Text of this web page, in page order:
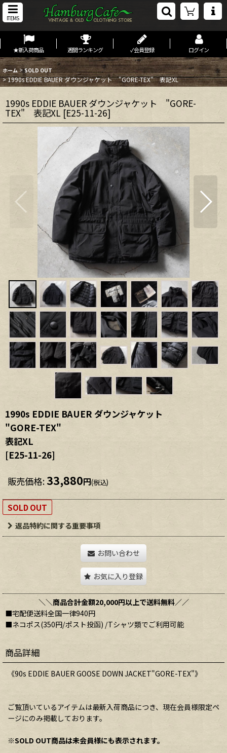
ITEMS
★新入荷商品 週間ランキング ✓会員登録 ログイン
ホーム > SOLD OUT
>1990s EDDIE BAUER ダウンジャケット "GORE-TEX" 表記XL
1990s EDDIE BAUER ダウンジャケット "GORE-
TEX" 表記XL [E25-11-26]
1990s EDDIE BAUER ダウンジャケット
"GORE-TEX"
表記XL
[E25-11-26]
販売価格:33,880円(税込)
SOLD OUT
返品特約に関する重要事項
お問い合わせ
お気に入り登録
＼＼商品合計金額20,000円以上で送料無料／／
■宅配便送料全国一律940円
■ネコポス(350円/ポスト投函) /Tシャツ類でご利用可能
商品詳細
《90s EDDIE BAUER GOOSE DOWN JACKET"GORE-TEX"》
ご覧頂いているアイテムは最新入荷商品につき、現在会員様限定ペ
ージにのみ掲載しております。
※SOLD OUT商品は未会員様にも表示されます。